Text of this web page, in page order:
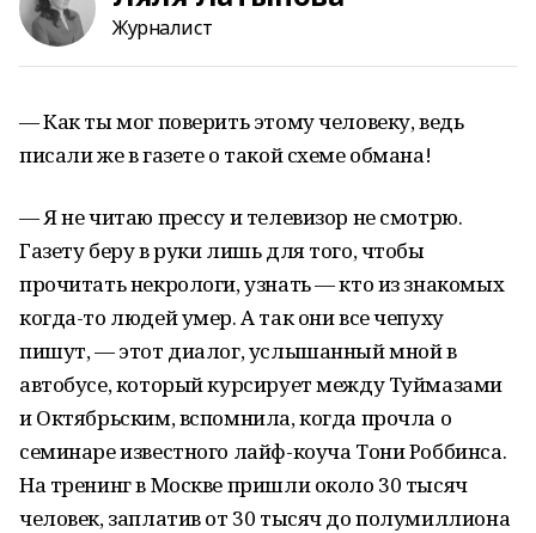
Журналист
— Как ты мог поверить этому человеку, ведь
писали же в газете о такой схеме обмана!
— Я не читаю прессу и телевизор не смотрю.
Газету беру в руки лишь для того, чтобы
прочитать некрологи, узнать — кто из знакомых
когда-то людей умер. А так они все чепуху
пишут, — этот диалог, услышанный мной в
автобусе, который курсирует между Туймазами
и Октябрьским, вспомнила, когда прочла о
семинаре известного лайф-коуча Тони Роббинса.
На тренинг в Москве пришли около 30 тысяч
человек, заплатив от 30 тысяч до полумиллиона